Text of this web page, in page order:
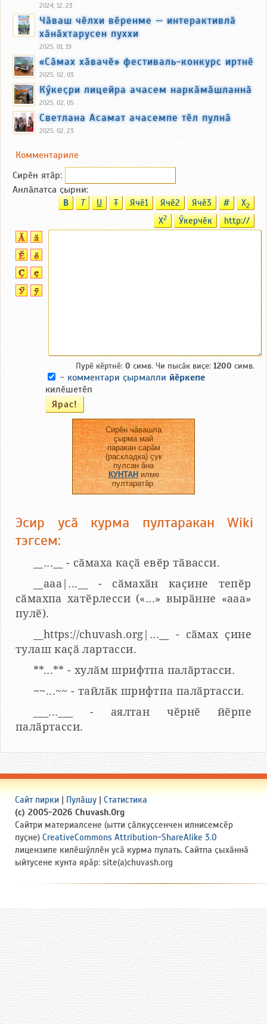
2024, 12, 23
Чӑваш чӗлхи вӗренме — интерактивлӑ
хӑнӑхтарусен пуххи
2025, 01, 19
«Сӑмах хӑвачӗ» фестиваль-конкурс иртнӗ
2025, 02, 03
Кӳкеҫри лицейра ачасем наркӑмӑшланнӑ
2025, 02, 05
Светлана Асамат ачасемпе тӗл пулнӑ
2025, 02, 23
Комментариле
Сирӗн ятӑp:
Анлӑлатса ҫырни:
B T U T Ячӗ1 Ячӗ2 Ячӗ3 # X2
X2 Ӳкерчӗк http://
Пурӗ кӗртнӗ: 0 симв. Чи пысӑк виҫе: 1200 симв.
- комментари ҫырмалли йӗркепе
килӗшетӗп
Сирӗн чӑвашла
ҫырма май
паракан сарӑм
(раскладка) ҫук
пулсан ӑна
КУНТАНилме
пултаратӑр.
Эсир усӑ курма пултаракан Wiki
тэгсем:
__...__ - сӑмаха каҫӑ евӗр тӑвасси.
__aaa|...__ - сӑмахӑн каҫине тепӗр
сӑмахпа хатӗрлесси («...» вырӑнне «ааа»
пулӗ).
__https://chuvash.org|...__ - сӑмах ҫине
тулаш каҫӑ лартасси.
**...** - хулӑм шрифтпа палӑртасси.
~~...~~ - тайлӑк шрифтпа палӑртасси.
___...___ - аялтан чӗрнӗ йӗрпе
палӑртасси.
Сайт пирки | Пулӑшу | Статистика
(c) 2005-2026 Chuvash.Org
Сайтри материалсене (ытти ҫӑлкуҫсенчен илнисемсӗр
пуҫне) CreativeCommons Attribution-ShareAlike 3.0
лицензипе килӗшӳллӗн усӑ курма пулать. Сайтпа ҫыхӑннӑ
ыйтусене кунта ярӑр: site(a)chuvash.org